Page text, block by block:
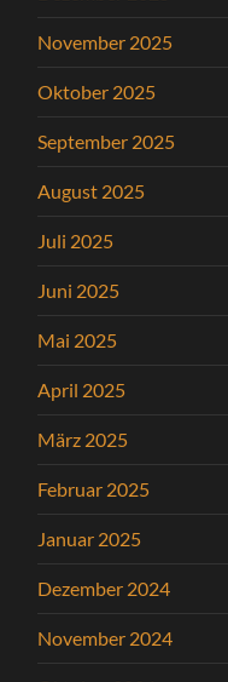
November 2025
Oktober 2025
September 2025
August 2025
Juli 2025
Juni 2025
Mai 2025
April 2025
März 2025
Februar 2025
Januar 2025
Dezember 2024
November 2024